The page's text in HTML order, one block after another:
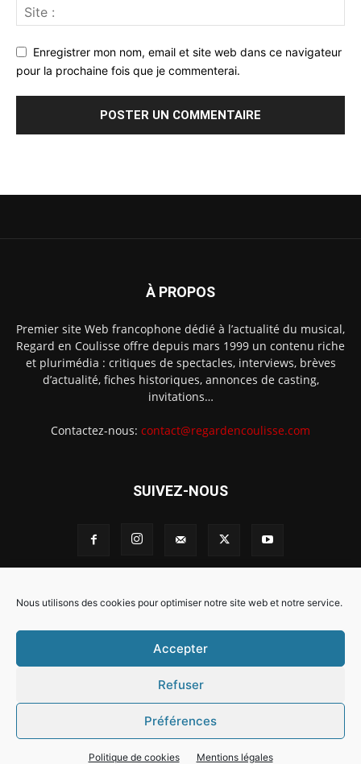
Nous utilisons des cookies pour optimiser notre site web et notre service.
Accepter
Refuser
Préférences
Politique de cookies Mentions légales
Enregistrer mon nom, email et site web dans ce navigateur
pour la prochaine fois que je commenterai.
À PROPOS
Premier site Web francophone dédié à l’actualité du musical,
Regard en Coulisse offre depuis mars 1999 un contenu riche
et plurimédia : critiques de spectacles, interviews, brèves
d’actualité, fiches historiques, annonces de casting,
invitations…
Contactez-nous: contact@regardencoulisse.com
SUIVEZ-NOUS
Intégration Ghislain Fayard
Mentions légales